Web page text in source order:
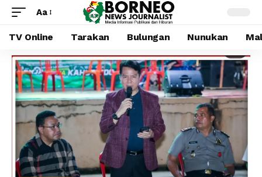
Aa
TV Online Tarakan Bulungan Nunukan